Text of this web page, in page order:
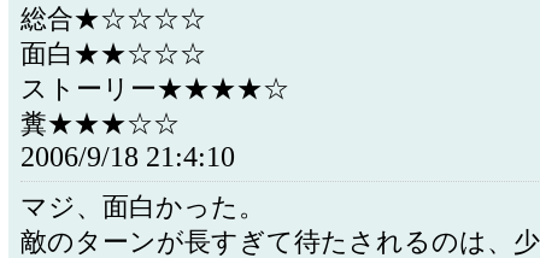
総合★☆☆☆☆
面白★★☆☆☆
ストーリー★★★★☆
糞★★★☆☆
2006/9/18 21:4:10
マジ、面白かった。
敵のターンが長すぎて待たされるのは、